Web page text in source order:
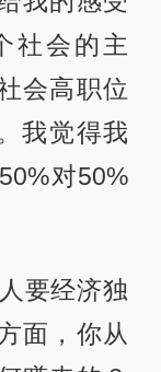
面，你从
赚来的？
年。因为
一个学习
也要有生
，你做成